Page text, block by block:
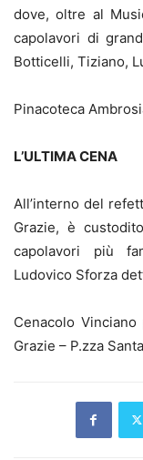
dove, oltre al
capolavori di
Botticelli, Tiziano,
Pinacoteca
L’ULTIMA CENA
All’interno del
Grazie, è
capolavori più
Ludovico Sforza
Cenacolo
Grazie – P.zza